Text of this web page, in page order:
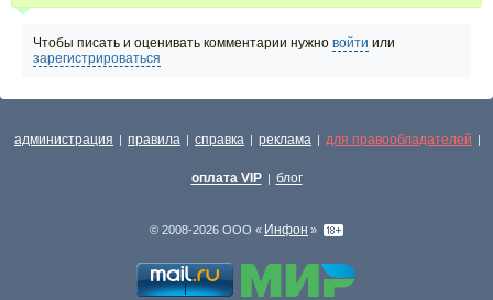
Чтобы писать и оценивать комментарии нужно войти или
зарегистрироваться
администрация | правила | справка | реклама | для правообладателей |
оплата VIP | блог
© 2008-2026 ООО « Инфон »